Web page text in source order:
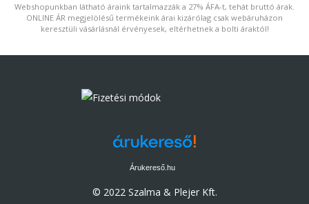
Webshopunkban látható áraink tartalmazzák a 27% ÁFA-t, tehát bruttó árak.
ONLINE ÁR megjelölésű termékeink árai kizárólag csak webáruházon
keresztüli vásárlásnál érvényesek, eltérhetnek a bolti áraktól!
Árukereső.hu
© 2022 Szalma & Plejer Kft.